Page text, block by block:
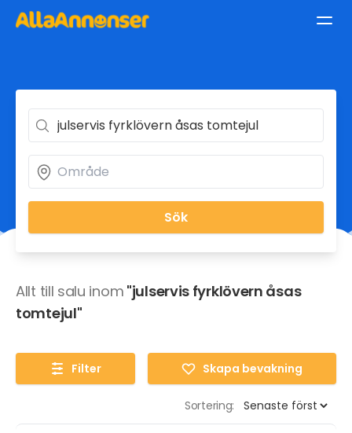
Sök
Allt till salu inom "julservis fyrklövern åsas
tomtejul"
Filter Skapa bevakning
Sortering: